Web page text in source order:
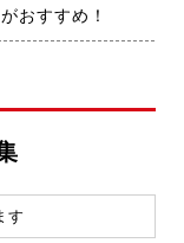
おすすめ！
す